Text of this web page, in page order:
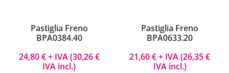
Pastiglia Freno
BPA0384.40
24,80€+ IVA (30,26€
IVA incl.)
Pastiglia Freno
BPA0633.20
21,60€+ IVA (26,35€
IVA incl.)